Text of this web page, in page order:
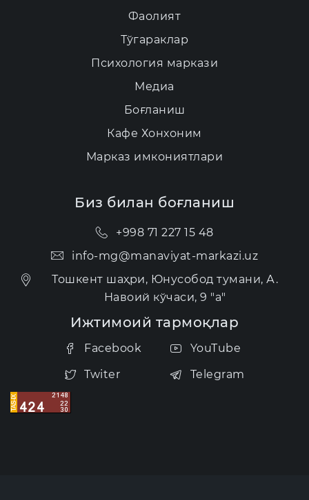
Фаолият
Тўгараклар
Психология маркази
Медиа
Боғланиш
Кафе Хонхоним
Марказ имкониятлари
Биз билан боғланиш
+998 71 227 15 48
info-mg@manaviyat-markazi.uz
Тошкент шаҳри, Юнусобод тумани, А.
Навоий кўчаси, 9 "а"
Ижтимоий тармоқлар
Facebook
Twiter
YouTube
Telegram